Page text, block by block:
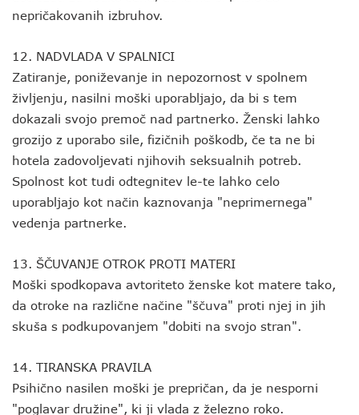
nepričakovanih izbruhov.
12. NADVLADA V SPALNICI
Zatiranje, poniževanje in nepozornost v spolnem
življenju, nasilni moški uporabljajo, da bi s tem
dokazali svojo premoč nad partnerko. Ženski lahko
grozijo z uporabo sile, fizičnih poškodb, če ta ne bi
hotela zadovoljevati njihovih seksualnih potreb.
Spolnost kot tudi odtegnitev le-te lahko celo
uporabljajo kot način kaznovanja "neprimernega"
vedenja partnerke.
13. ŠČUVANJE OTROK PROTI MATERI
Moški spodkopava avtoriteto ženske kot matere tako,
da otroke na različne načine "ščuva" proti njej in jih
skuša s podkupovanjem "dobiti na svojo stran".
14. TIRANSKA PRAVILA
Psihično nasilen moški je prepričan, da je nesporni
"poglavar družine", ki ji vlada z železno roko.